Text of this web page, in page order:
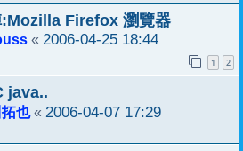
Firefox 瀏覽器
« 2006-04-25 18:44
1 2
java..
也« 2006-04-07 17:29